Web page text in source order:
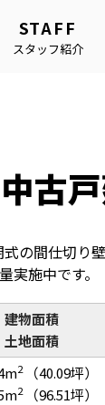
STAFF
スタッフ紹介
古
の間仕切り
施中です。
建物面積
土地面積
2
（40.09坪）
2 （96.51坪）